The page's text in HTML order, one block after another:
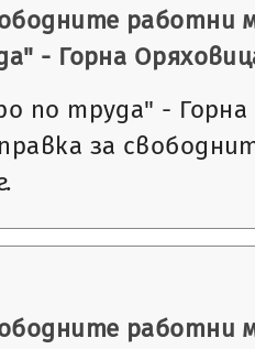
работни
- Горна
по труда" -
за
работни